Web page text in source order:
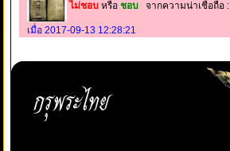
ไม่ชอบ หรือ ชอบ จากความน่าเชื่อถือ :
เมื่อ 2017-09-13 12:28:21